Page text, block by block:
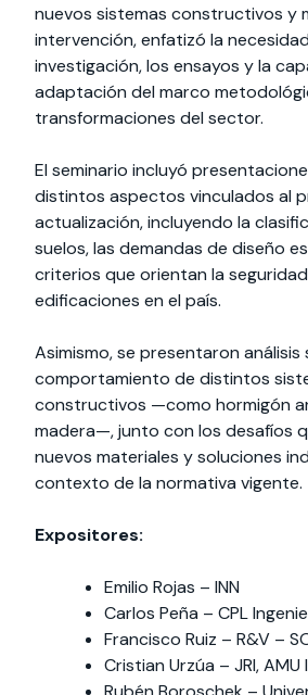
nuevos sistemas constructivos y
intervención, enfatizó la
investigación, los ensayos y la
adaptación del marco
transformaciones del sector.
El seminario incluyó
distintos aspectos vinculados al
actualización, incluyendo la
suelos, las demandas de diseño
criterios que orientan la
edificaciones en el país.
Asimismo, se presentaron análisis
comportamiento de distintos
constructivos —como hormigón
madera—, junto con los desafíos
nuevos materiales y soluciones
contexto de la normativa vigente.
Expositores:
Emilio Rojas – INN
Carlos Peña – CPL
Francisco Ruiz – R&V –
Cristian Urzúa – JRI, AMU